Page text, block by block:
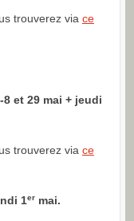
trouverez via ce
-8 et 29 mai + jeudi
trouverez via ce
1ermai.